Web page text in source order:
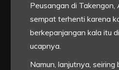
Peusangan di
sempat terhenti karena
berkepanjangan kala itu
ucapnya.
Namun, lanjutnya,